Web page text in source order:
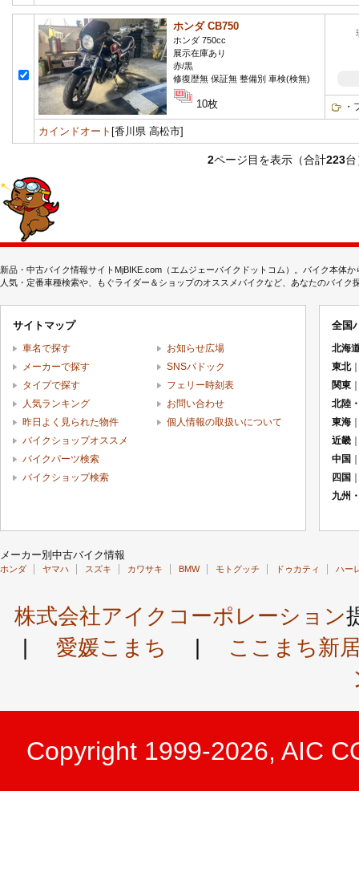
ホンダ CB750
ホンダ 750cc
展示在庫あり
赤/黒
修復歴無 保証無 整備別 車検(検無)
10枚 ・
カインドオート [香川県 高松市]
2ページ目を表示（合計223
新品・中古バイク情報サイトMjBIKE.com（エムジェーバイクドットコム）。バイク本体
人気・定番車種検索や、もぐライダー＆ショップのオススメバイクなど、あなたのバイ
サイトマップ
車名で探す
メーカーで探す
タイプで探す
人気ランキング
昨日よく見られた物件
バイクショップオススメ
バイクパーツ検索
バイクショップ検索
お知らせ広場
SNSパドック
フェリー時刻表
お問い合わせ
個人情報の取扱いについて
全国
北海
東北
関東
北陸
東海
近畿
中国
四国
九州
メーカー別中古バイク情報
ホンダ ヤマハ スズキ カワサキ BMW モトグッチ ドゥカティ ハー
株式会社アイクコーポレーション
愛媛こまち
ここまち新
Copyright 1999-2026, AIC